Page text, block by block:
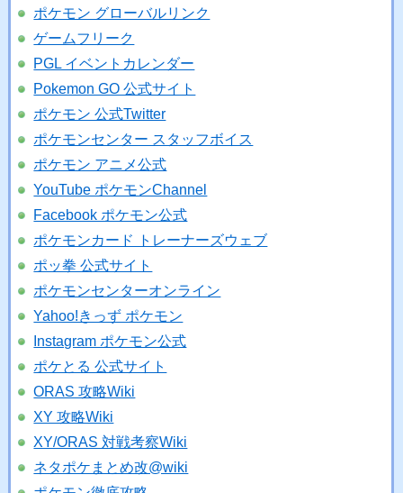
ポケモン グローバルリンク
ゲームフリーク
PGL イベントカレンダー
Pokemon GO 公式サイト
ポケモン 公式Twitter
ポケモンセンター スタッフボイス
ポケモン アニメ公式
YouTube ポケモンChannel
Facebook ポケモン公式
ポケモンカード トレーナーズウェブ
ポッ拳 公式サイト
ポケモンセンターオンライン
Yahoo!きっず ポケモン
Instagram ポケモン公式
ポケとる 公式サイト
ORAS 攻略Wiki
XY 攻略Wiki
XY/ORAS 対戦考察Wiki
ネタポケまとめ改@wiki